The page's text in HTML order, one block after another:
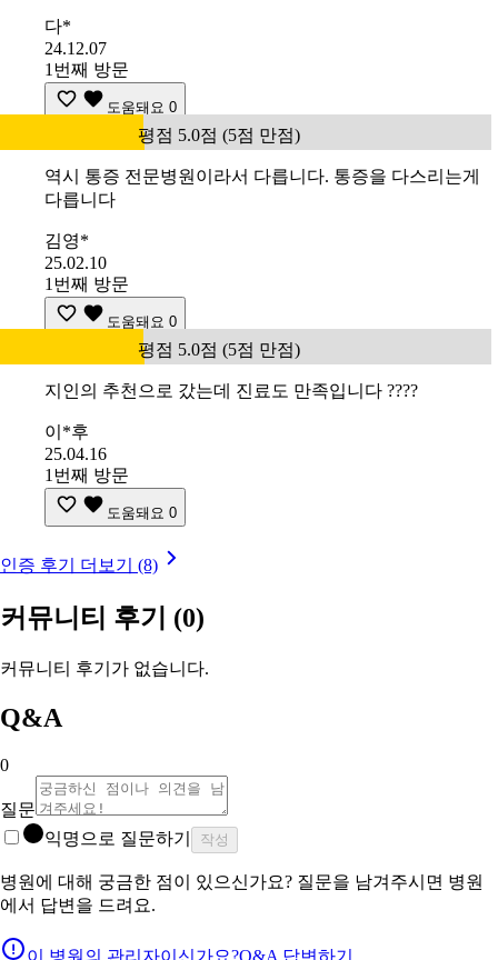
다*
24.12.07
1번째 방문
도움돼요 0
평점 5.0점 (5점 만점)
역시 통증 전문병원이라서 다릅니다. 통증을 다스리는게
다릅니다
김영*
25.02.10
1번째 방문
도움돼요 0
평점 5.0점 (5점 만점)
지인의 추천으로 갔는데 진료도 만족입니다 ????
이*후
25.04.16
1번째 방문
도움돼요 0
인증 후기 더보기 (8)
커뮤니티 후기 (0)
커뮤니티 후기가 없습니다.
Q&A
0
질문
익명으로 질문하기
작성
병원에 대해 궁금한 점이 있으신가요? 질문을 남겨주시면 병원
에서 답변을 드려요.
이 병원의 관리자이신가요?Q&A 답변하기